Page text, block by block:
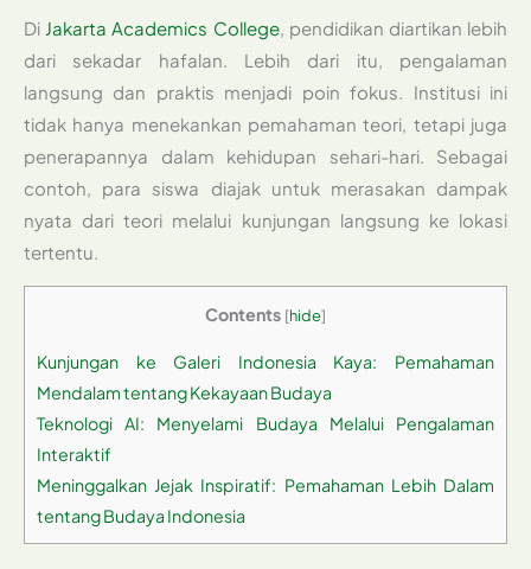
Di Jakarta Academics College, pendidikan diartikan lebih
dari sekadar hafalan. Lebih dari itu, pengalaman
langsung dan praktis menjadi poin fokus. Institusi ini
tidak hanya menekankan pemahaman teori, tetapi juga
penerapannya dalam kehidupan sehari-hari. Sebagai
contoh, para siswa diajak untuk merasakan dampak
nyata dari teori melalui kunjungan langsung ke lokasi
tertentu.
Contents [hide]
Kunjungan ke Galeri Indonesia Kaya: Pemahaman
Mendalam tentang Kekayaan Budaya
Teknologi AI: Menyelami Budaya Melalui Pengalaman
Interaktif
Meninggalkan Jejak Inspiratif: Pemahaman Lebih Dalam
tentang Budaya Indonesia